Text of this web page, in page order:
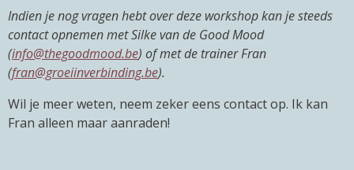
Indien je nog vragen hebt over deze workshop kan je steeds
contact opnemen met Silke van de Good Mood
(info@thegoodmood.be) of met de trainer Fran
(fran@groeiinverbinding.be).
Wil je meer weten, neem zeker eens contact op. Ik kan
Fran alleen maar aanraden!